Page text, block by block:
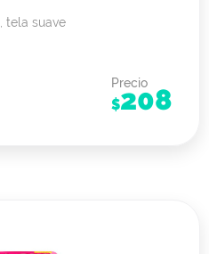
tela suave
Precio
$208